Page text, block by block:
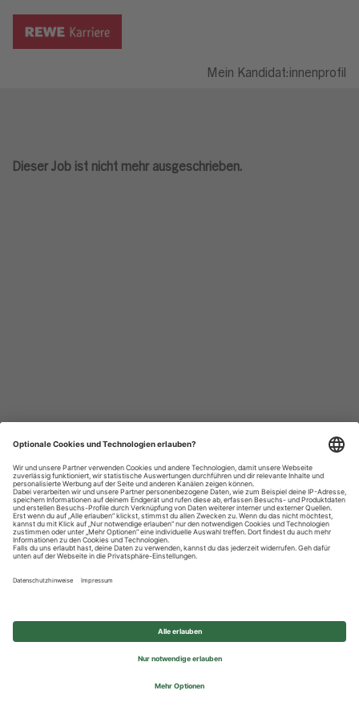
Mein Kandidat:innenprofil
Dieser Job ist nicht mehr ausgeschrieben.
Datenschutzhinweise
Impressum
Privatsphäre-Einstellungen
© 2026 REWE Group - All rights reserved